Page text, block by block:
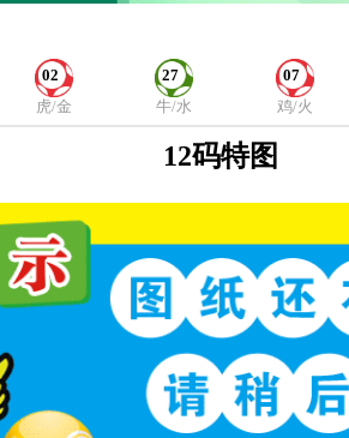
02
虎/金
27
牛/水
07
鸡/火
12码特图